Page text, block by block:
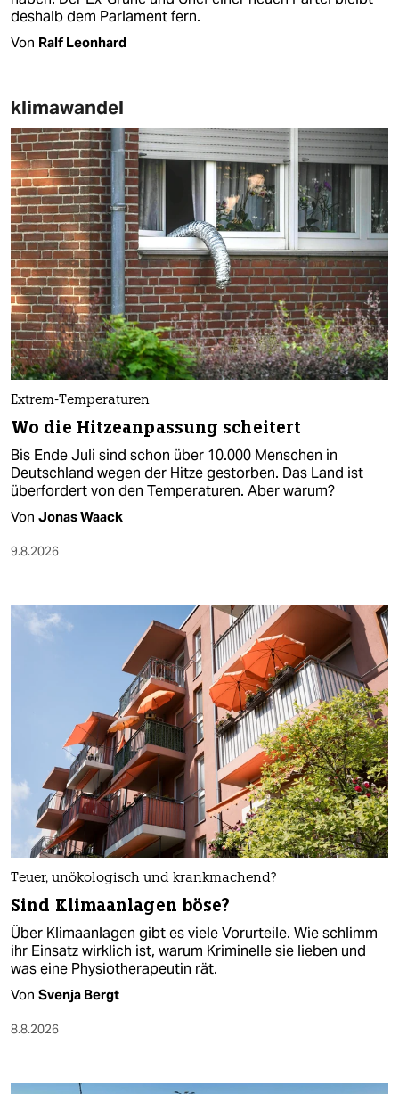
deshalb dem Parlament fern.
Von Ralf Leonhard
klimawandel
Extrem-Temperaturen
Wo die Hitzeanpassung scheitert
Bis Ende Juli sind schon über 10.000 Menschen in
Deutschland wegen der Hitze gestorben. Das Land ist
überfordert von den Temperaturen. Aber warum?
Von Jonas Waack
9.8.2026
Teuer, unökologisch und krankmachend?
Sind Klimaanlagen böse?
Über Klimaanlagen gibt es viele Vorurteile. Wie schlimm
ihr Einsatz wirklich ist, warum Kriminelle sie lieben und
was eine Physiotherapeutin rät.
Von Svenja Bergt
8.8.2026